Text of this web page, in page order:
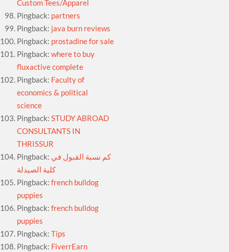
Custom Tees/Apparel
Pingback: partners
Pingback: java burn reviews
Pingback: prostadine for sale
Pingback:where to buy
fluxactive complete
Pingback: Faculty of
economics & political
science
Pingback:STUDY ABROAD
CONSULTANTS IN
THRISSUR
Pingback: كم نسبة القبول في
كلية الصيدلة
Pingback:french bulldog
puppies
Pingback:french bulldog
puppies
Pingback:Tips
Pingback: FiverrEarn